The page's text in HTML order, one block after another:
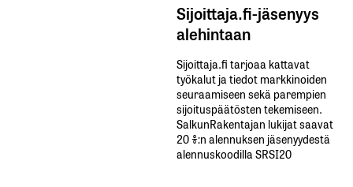
Sijoittaja.fi-jäsenyys
alehintaan
Sijoittaja.fi tarjoaa kattavat
työkalut ja tiedot markkinoiden
seuraamiseen sekä parempien
sijoituspäätösten tekemiseen.
SalkunRakentajan lukijat saavat
20 %:n alennuksen jäsenyydestä
alennuskoodilla SRSI20